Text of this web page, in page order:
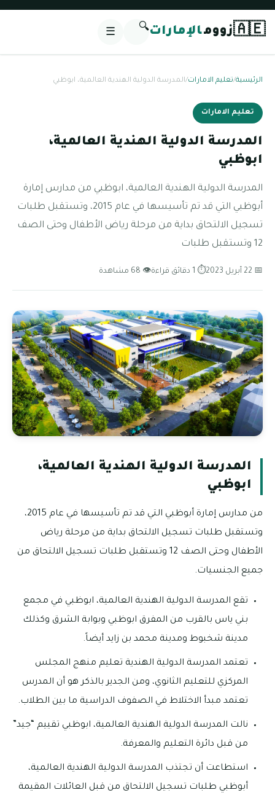
🇦🇪زوومالإمارات🔍
☰
الرئيسية/تعليم الامارات/المدرسة الدولية الهندية العالمية، ابوظبي
تعليم الامارات
المدرسة الدولية الهندية العالمية،
ابوظبي
المدرسة الدولية الهندية العالمية، ابوظبي من مدارس إمارة
أبوظبي التي قد تم تأسيسها في عام 2015، وتستقبل طلبات
تسجيل الالتحاق بداية من مرحلة رياض الأطفال وحتى الصف
12 وتستقبل طلبات
📅 22 أبريل 2023 ⏱ 1 دقائق قراءة 👁 68 مشاهدة
المدرسة الدولية الهندية العالمية،
ابوظبي
من مدارس إمارة أبوظبي التي قد تم تأسيسها في عام 2015،
وتستقبل طلبات تسجيل الالتحاق بداية من مرحلة رياض
الأطفال وحتى الصف 12 وتستقبل طلبات تسجيل الالتحاق من
جميع الجنسيات.
تقع المدرسة الدولية الهندية العالمية، ابوظبي في مجمع
بني ياس بالقرب من المفرق ابوظبي وبوابة الشرق وكذلك
مدينة شخبوط ومدينة محمد بن زايد أيضاً.
تعتمد المدرسة الدولية الهندية تعليم منهج المجلس
المركزي للتعليم الثانوي، ومن الجدير بالذكر هو أن المدرس
تعتمد مبدأ الاختلاط في الصفوف الدراسية ما بين الطلاب.
نالت المدرسة الدولية الهندية العالمية، ابوظبي تقييم “جيد”
من قبل دائرة التعليم والمعرفة.
استطاعت أن تجتذب المدرسة الدولية الهندية العالمية،
أبوظبي طلبات تسجيل الالتحاق من قبل العائلات المقيمة